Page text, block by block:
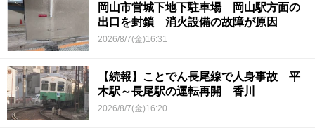
岡山市営城下地下駐車場 岡山駅方面の
出口を封鎖 消火設備の故障が原因
2026/8/7(金)16:31
【続報】ことでん長尾線で人身事故 平
木駅～長尾駅の運転再開 香川
2026/8/7(金)16:20